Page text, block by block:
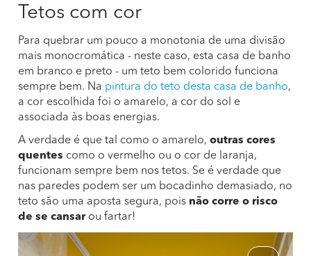
Tetos com cor
Para quebrar um pouco a monotonia de uma divisão
mais monocromática - neste caso, esta casa de banho
em branco e preto - um teto bem colorido funciona
sempre bem. Na pintura do teto desta casa de banho,
a cor escolhida foi o amarelo, a cor do sol e
associada às boas energias.
A verdade é que tal como o amarelo, outras cores
quentes como o vermelho ou o cor de laranja,
funcionam sempre bem nos tetos. Se é verdade que
nas paredes podem ser um bocadinho demasiado, no
teto são uma aposta segura, pois não corre o risco
de se cansarou fartar!